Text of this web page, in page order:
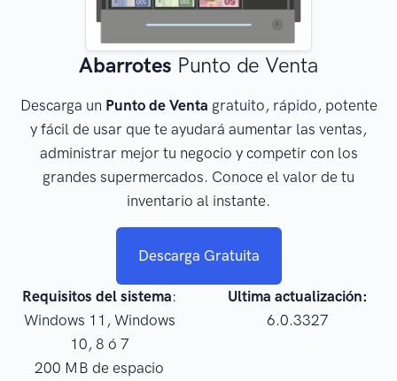
Abarrotes Punto de Venta
Descarga un Punto de Venta gratuito, rápido, potente
y fácil de usar que te ayudará aumentar las ventas,
administrar mejor tu negocio y competir con los
grandes supermercados. Conoce el valor de tu
inventario al instante.
Descarga Gratuita
Requisitos del sistema:
Windows 11, Windows
10, 8 ó 7
200 MB de espacio
Ultima actualización:
6.0.3327